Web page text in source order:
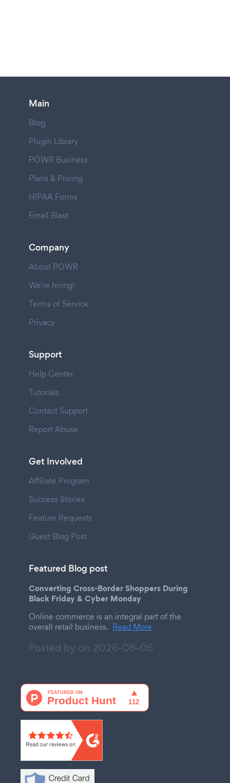
Main
Blog
Plugin Library
POWR Business
Plans & Pricing
HIPAA Forms
Email Blast
Company
About POWR
We're hiring!
Terms of Service
Privacy
Support
Help Center
Tutorials
Contact Support
Report Abuse
Get Involved
Affiliate Program
Success Stories
Feature Requests
Guest Blog Post
Featured Blog post
Converting Cross-Border Shoppers During
Black Friday & Cyber Monday
Online commerce is an integral part of the
overall retail business. Read More
Posted by on 2026-08-06